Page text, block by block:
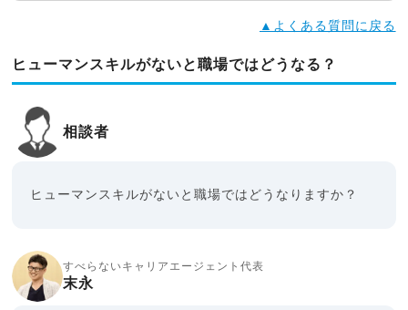
▲よくある質問に戻る
ヒューマンスキルがないと職場ではどうなる？
相談者
ヒューマンスキルがないと職場ではどうなりますか？
すべらないキャリアエージェント代表
末永